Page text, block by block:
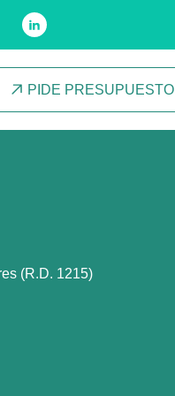
PIDE PRESUPUESTO
(R.D. 1215)